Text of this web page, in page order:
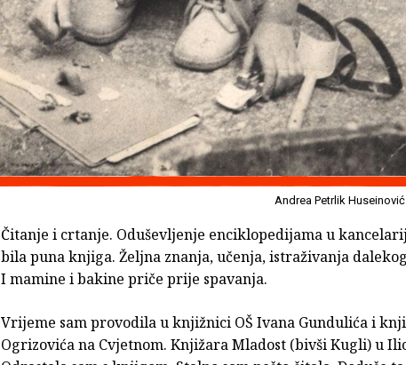
Andrea Petrlik
Čitanje i crtanje. Oduševljenje enciklopedijama u
bila puna knjiga. Željna znanja, učenja, istraživanja
I mamine i bakine priče prije spavanja.
Vrijeme sam provodila u knjižnici OŠ Ivana Gundulića i
Ogrizovića na Cvjetnom. Knjižara Mladost (bivši Kugli) u